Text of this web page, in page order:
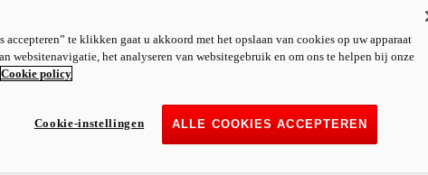
accepteren” te klikken gaat u akkoord met het opslaan van cookies op uw apparaat
websitenavigatie, het analyseren van websitegebruik en om ons te helpen bij onze
Cookie policy
ALLE COOKIES ACCEPTEREN
Cookie-instellingen